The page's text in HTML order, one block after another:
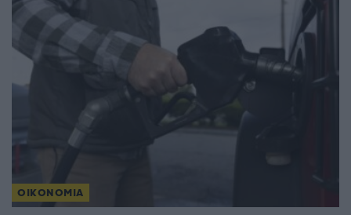
ΟΙΚΟΝΟΜΙΑ